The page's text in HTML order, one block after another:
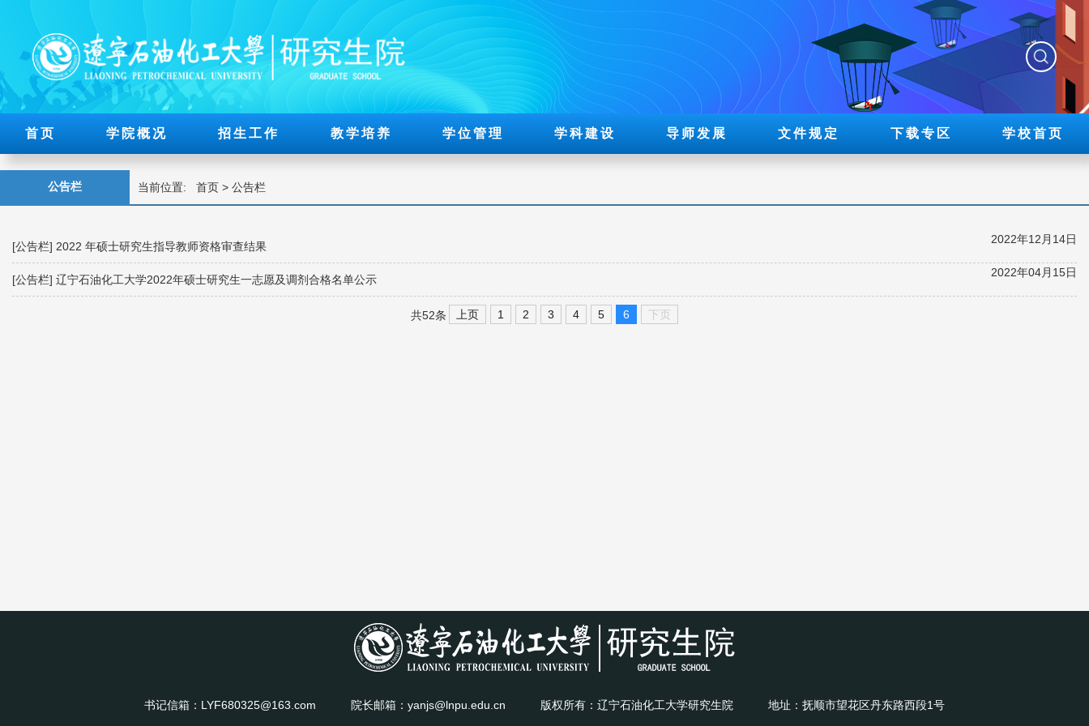
首页 学院概况 招生工作 教学培养 学位管理 学科建设 导师发展 文件规定 下载专区 学校首页
公告栏 当前位置: 首页 > 公告栏
[公告栏] 2022 年硕士研究生指导教师资格审查结果
2022年12月14日
[公告栏] 辽宁石油化工大学2022年硕士研究生一志愿及调剂合格名单公示
2022年04月15日
共52条 上页 1 2 3 4 5 6 下页
书记信箱：LYF680325@163.com 院长邮箱：yanjs@lnpu.edu.cn 版权所有：辽宁石油化工大学研究生院 地址：抚顺市望花区丹东路西段1号